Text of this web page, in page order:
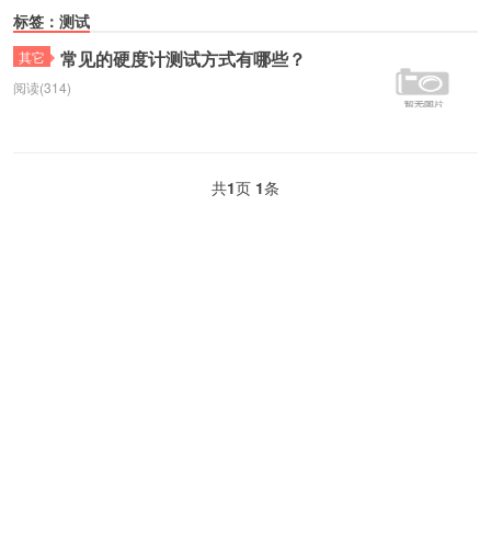
标签：测试
其它 常见的硬度计测试方式有哪些？
阅读(314)
共1页 1条